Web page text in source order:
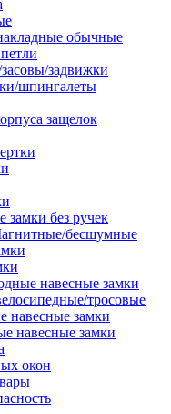
обычные
задвижки
шпингалеты
защелок
замки без ручек
бесшумные
навесные замки
тросовые
навесные замки
навесные замки
окон